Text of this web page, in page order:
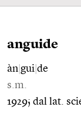
anguide
àn gui de
s.m.
1929; dal lat.